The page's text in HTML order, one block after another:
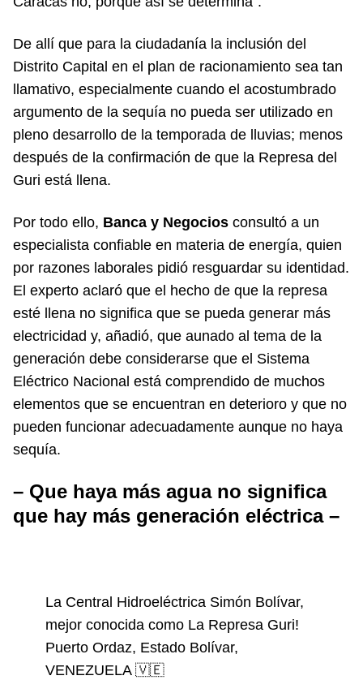
De allí que para la ciudadanía la inclusión del
Distrito Capital en el plan de racionamiento sea tan
llamativo, especialmente cuando el acostumbrado
argumento de la sequía no pueda ser utilizado en
pleno desarrollo de la temporada de lluvias; menos
después de la confirmación de que la Represa del
Guri está llena.
Por todo ello, Banca y Negocios consultó a un
especialista confiable en materia de energía, quien
por razones laborales pidió resguardar su identidad.
El experto aclaró que el hecho de que la represa
esté llena no significa que se pueda generar más
electricidad y, añadió, que aunado al tema de la
generación debe considerarse que el Sistema
Eléctrico Nacional está comprendido de muchos
elementos que se encuentran en deterioro y que no
pueden funcionar adecuadamente aunque no haya
sequía.
– Que haya más agua no significa
que hay más generación eléctrica –
La Central Hidroeléctrica Simón Bolívar,
mejor conocida como La Represa Guri!
Puerto Ordaz, Estado Bolívar,
VENEZUELA 🇻🇪